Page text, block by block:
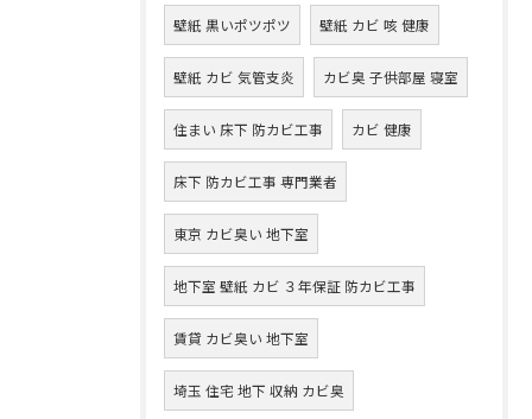
壁紙 黒いポツポツ 壁紙 カビ 咳 健康
壁紙 カビ 気管支炎 カビ臭 子供部屋 寝室
住まい 床下 防カビ工事 カビ 健康
床下 防カビ工事 専門業者
東京 カビ臭い 地下室
地下室 壁紙 カビ ３年保証 防カビ工事
賃貸 カビ臭い 地下室
埼玉 住宅 地下 収納 カビ臭